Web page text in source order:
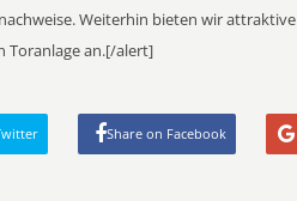
Weiterhin bieten wir attraktive
Toranlage an.[/alert]
Share on Facebook